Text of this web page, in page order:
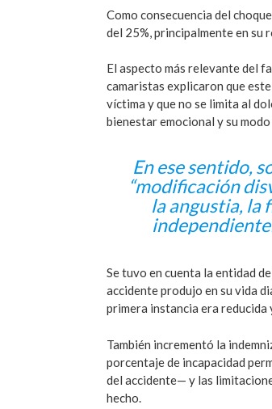
Como consecuencia del
del 25%, principalmente en su
El aspecto más relevante del
camaristas explicaron que
víctima y que no se limita al
bienestar emocional y su
En ese sentido,
“modificación
la angustia, la
Se tuvo en cuenta la entidad
accidente produjo en su vida
primera instancia era
También incrementó la
porcentaje de incapacidad
del accidente— y las
hecho.